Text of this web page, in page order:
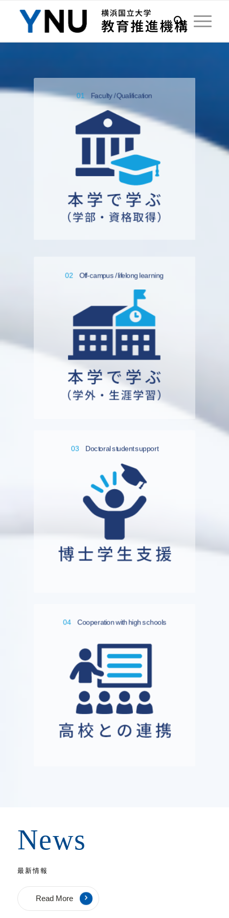
01 Faculty / Qualification
02 Off-campus / lifelong learning
03 Doctoral student support
04 Cooperation with high schools
News
最新情報
Read More